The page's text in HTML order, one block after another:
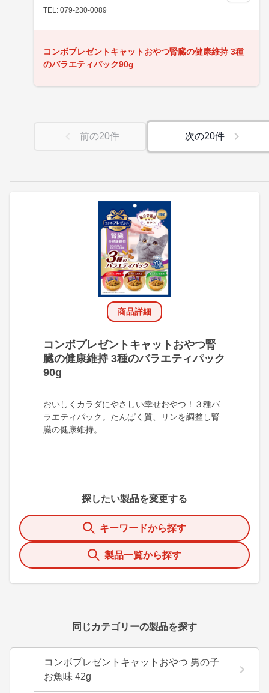
商品詳細
コンボプレゼントキャットおやつ腎
臓の健康維持 3種のバラエティパック
90g
おいしくカラダにやさしい幸せおやつ！３種バ
ラエティパック。たんぱく質、リンを調整し腎
臓の健康維持。
探したい製品を変更する
キーワードから探す
製品一覧から探す
同じカテゴリーの製品を探す
コンボプレゼントキャットおやつ 男の子
お魚味 42g
TEL: 079-230-0089
コンボプレゼントキャットおやつ腎臓の健康維持 3種
のバラエティパック90g
前の20件 次の20件